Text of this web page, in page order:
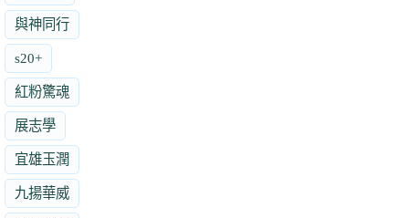
與神同行
s20+
紅粉驚魂
展志學
宜雄玉潤
九揚華威